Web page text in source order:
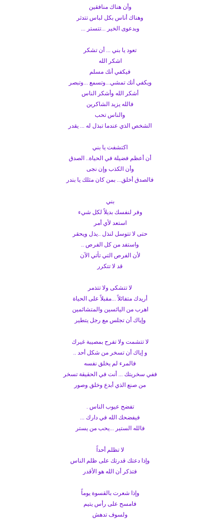
وأن هناك منافقين
وهناك أناس بكل لباس تتدثر
وبدعوى الخير ...تتستر ...
تعود يا بني ... أن تشكر
اشكر الله
فيكفي أنك مسلم
ويكفي أنك تمشي...وتسمع ...وتبصر
أشكر الله وأشكر الناس
فالله يزيد الشاكرين
والناس تحب
الشخص الذي عندما تبذل له ... يقدر
اكتشفت يا بني
أن أعظم فضيلة في الحياة.. الصدق
وأن الكذب وإن نجى
فالصدق أخلق... بمن كان مثلك يا بندر
بني
وفر لنفسك بديلاً لكل شيء
استعد لأي أمر
حتى لا تتوسل لنذل ..يذل ويحقر
واستفد من كل الفرص ..
لأن الفرص التي تأتي الآن
قد لا تتكرر
لا تتشكى ولا تتذمر
أريدك متفائلاً ...مقبلاً على الحياة
اهرب من اليائسين والمتشائمين
وإياك أن تجلس مع رجل يتطير
لا تتشمت ولا تفرح بمصيبة غيرك
و إياك أن تسخر من شكل أحد ..
فالمرء لم يخلق نفسه
ففي سخريتك ... أنت في الحقيقة تسخر
من صنع الذي أبدع وخلق وصور
تفضح عيوب الناس .
فيفضحك الله في دارك ...
فالله الستير ...يحب من يستر
لا تظلم أحداً
وإذا دعتك قدرتك على ظلم الناس
فتذكر أن الله هو الأقدر
وإذا شعرت بالقسوة يوماً
فامسح على رأس يتيم
ولسوف تدهش